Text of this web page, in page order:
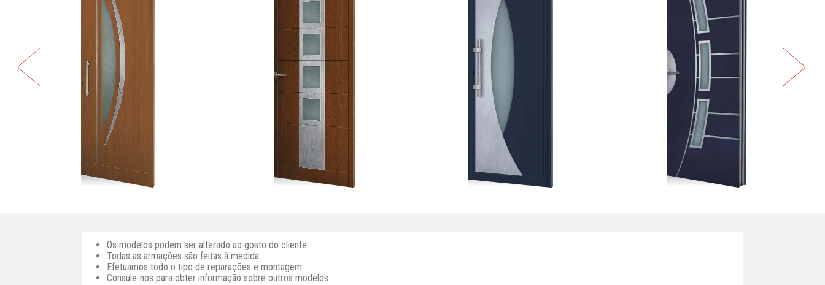
Os modelos podem ser alterado ao gosto do cliente
Todas as armações são feitas à medida
Efetuamos todo o tipo de reparações e montagem
Consule-nos para obter informação sobre outros modelos